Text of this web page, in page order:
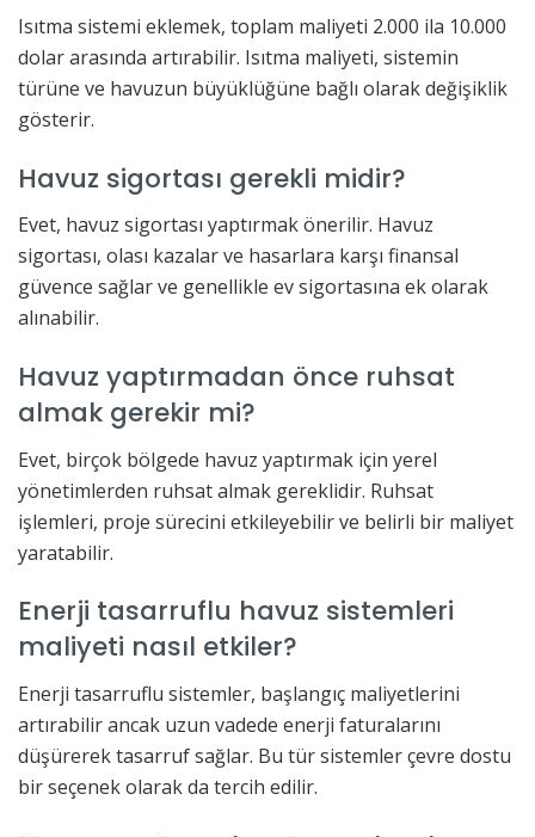
Isıtma sistemi eklemek, toplam maliyeti 2.000 ila 10.000
dolar arasında artırabilir. Isıtma maliyeti, sistemin
türüne ve havuzun büyüklüğüne bağlı olarak değişiklik
gösterir.
Havuz sigortası gerekli midir?
Evet, havuz sigortası yaptırmak önerilir. Havuz
sigortası, olası kazalar ve hasarlara karşı finansal
güvence sağlar ve genellikle ev sigortasına ek olarak
alınabilir.
Havuz yaptırmadan önce ruhsat
almak gerekir mi?
Evet, birçok bölgede havuz yaptırmak için yerel
yönetimlerden ruhsat almak gereklidir. Ruhsat
işlemleri, proje sürecini etkileyebilir ve belirli bir maliyet
yaratabilir.
Enerji tasarruflu havuz sistemleri
maliyeti nasıl etkiler?
Enerji tasarruflu sistemler, başlangıç maliyetlerini
artırabilir ancak uzun vadede enerji faturalarını
düşürerek tasarruf sağlar. Bu tür sistemler çevre dostu
bir seçenek olarak da tercih edilir.